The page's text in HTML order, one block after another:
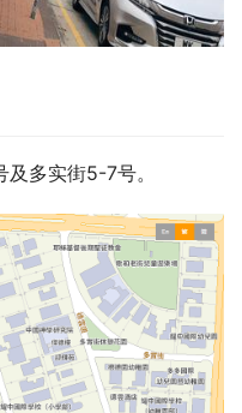
多实街5-7号。